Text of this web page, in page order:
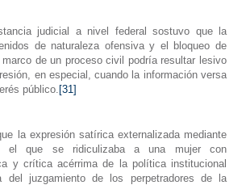
judicial a nivel federal sostuvo que la
de naturaleza ofensiva y el bloqueo de
de un proceso civil podría resultar lesivo
en especial, cuando la información versa
público. [31]
la expresión satírica externalizada mediante
el que se ridiculizaba a una mujer con
y crítica acérrima de la política institucional
del juzgamiento de los perpetradores de la